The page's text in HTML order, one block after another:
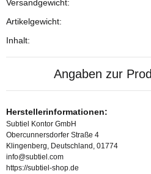
Produkteigenschaft
Wert
Versandgewicht:
Artikelgewicht:
Inhalt:
Angaben zur
Herstellerinformationen:
Subtiel Kontor GmbH
Obercunnersdorfer Straße 4
Klingenberg, Deutschland, 01774
info@subtiel.com
https://subtiel-shop.de